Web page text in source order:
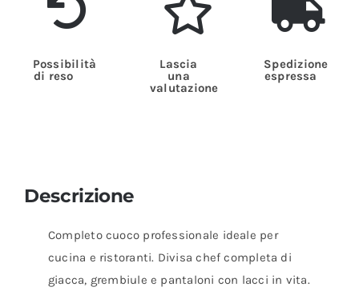
Possibilità
di reso
Lascia
una
valutazione
Spedizione
espressa
Descrizione
Completo cuoco professionale ideale per
cucina e ristoranti. Divisa chef completa di
giacca, grembiule e pantaloni con lacci in vita.